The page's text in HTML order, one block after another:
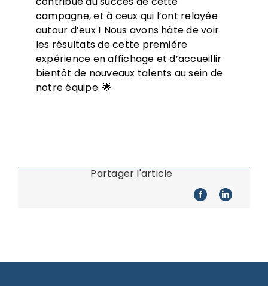
campagne, et à ceux qui l’ont relayée
autour d’eux ! Nous avons hâte de voir
les résultats de cette première
expérience en affichage et d’accueillir
bientôt de nouveaux talents au sein de
notre équipe. 🌟
Partager l'article